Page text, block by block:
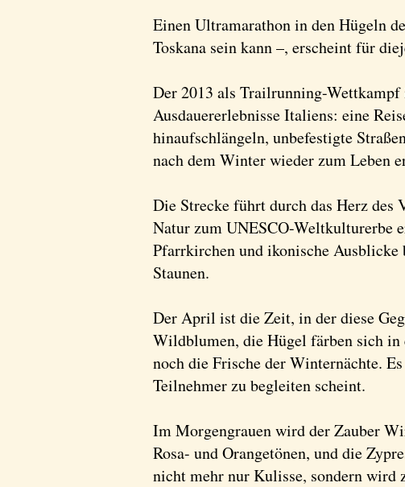
Einen Ultramarathon in den Hügeln
Toskana sein kann –, erscheint für
Der 2013 als Trailrunning-Wettkampf
Ausdauererlebnisse Italiens: eine
hinaufschlängeln, unbefestigte
nach dem Winter wieder zum Leben
Die Strecke führt durch das Herz des
Natur zum UNESCO-Weltkulturerbe
Pfarrkirchen und ikonische
Staunen.
Der April ist die Zeit, in der diese
Wildblumen, die Hügel färben sich in
noch die Frische der Winternächte.
Teilnehmer zu begleiten scheint.
Im Morgengrauen wird der Zauber
Rosa- und Orangetönen, und die
nicht mehr nur Kulisse, sondern wird